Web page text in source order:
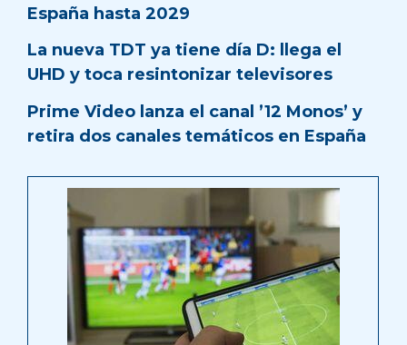
España hasta 2029
La nueva TDT ya tiene día D: llega el
UHD y toca resintonizar televisores
Prime Video lanza el canal ’12 Monos’ y
retira dos canales temáticos en España